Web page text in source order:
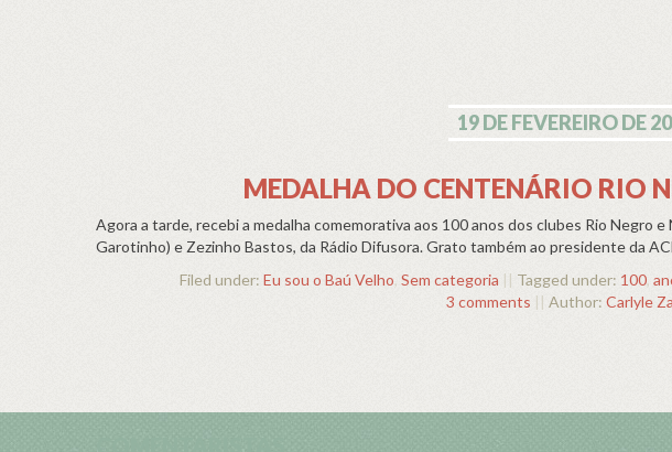
19 DE FEVEREIRO DE
MEDALHA DO CENTENÁRIO RIO
Agora a tarde, recebi a medalha comemorativa aos 100 anos dos clubes Rio Negro e
Garotinho) e Zezinho Bastos, da Rádio Difusora. Grato também ao presidente da
Filed under: Eu sou o Baú Velho, Sem categoria || Tagged under: 100,
3 comments || Author: Carlyle